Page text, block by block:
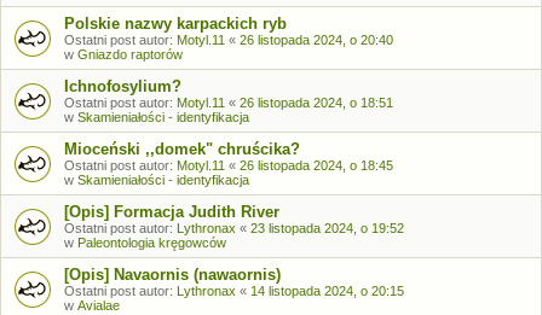
Polskie nazwy karpackich ryb
Ostatni post autor: Motyl.11 « 26 listopada 2024, o 20:40
w Gniazdo raptorów
Ichnofosylium?
Ostatni post autor: Motyl.11 « 26 listopada 2024, o 18:51
w Skamieniałości - identyfikacja
Mioceński ,,domek" chruścika?
Ostatni post autor: Motyl.11 « 26 listopada 2024, o 18:45
w Skamieniałości - identyfikacja
[Opis] Formacja Judith River
Ostatni post autor: Lythronax « 23 listopada 2024, o 19:52
w Paleontologia kręgowców
[Opis] Navaornis (nawaornis)
Ostatni post autor: Lythronax « 14 listopada 2024, o 20:15
w Avialae